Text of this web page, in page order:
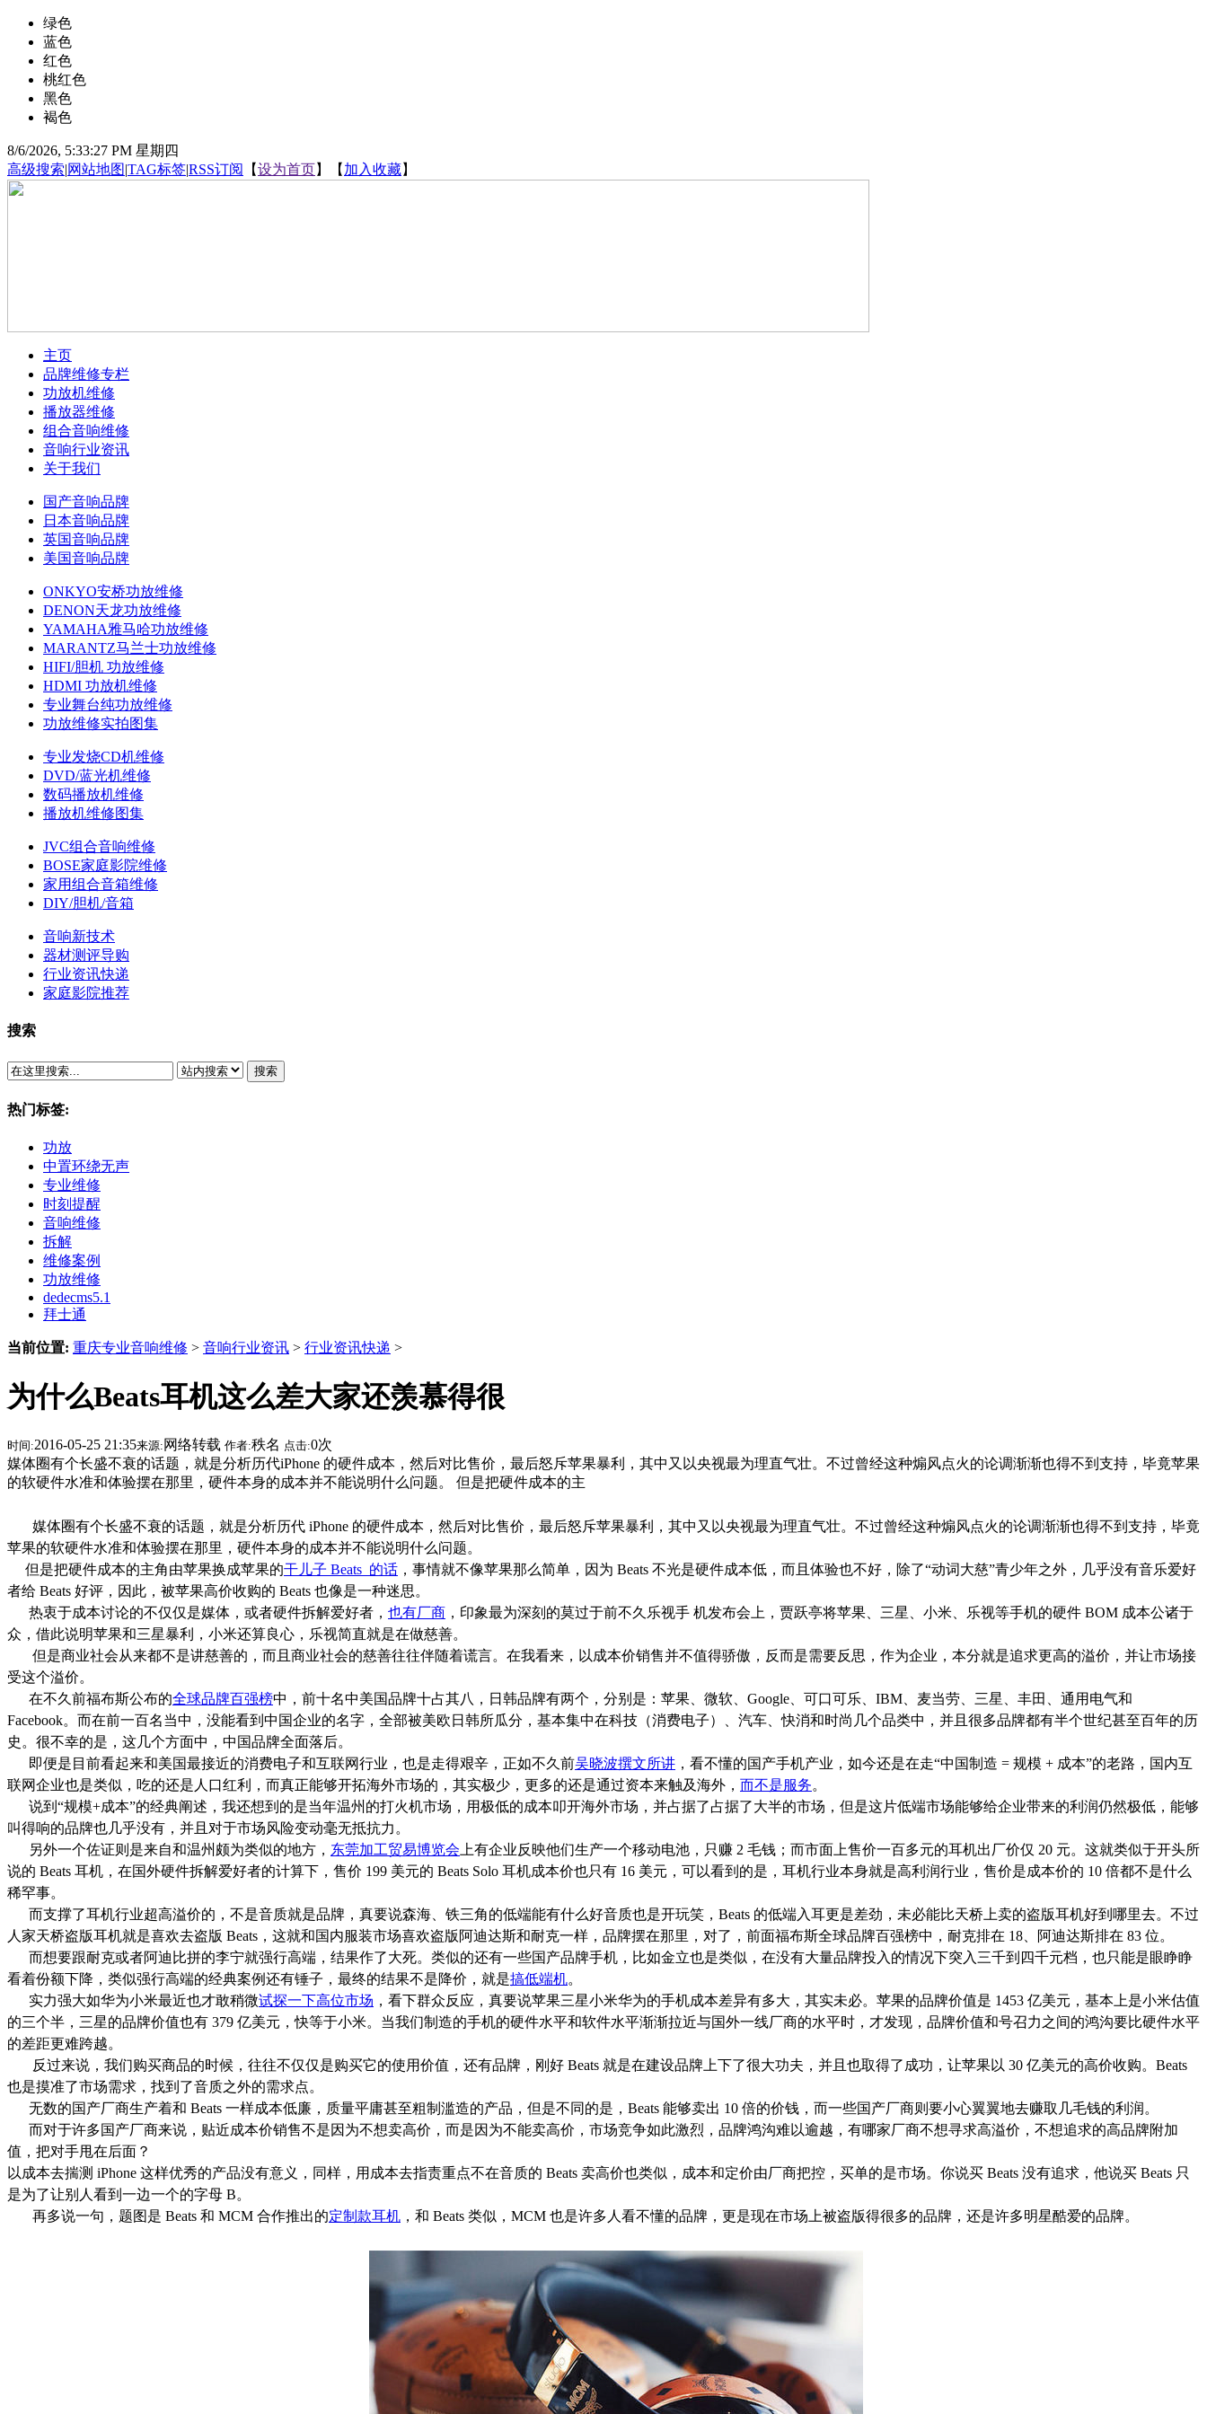
绿色
蓝色
红色
桃红色
黑色
褐色
8/6/2026, 5:33:28 PM 星期四
高级搜索|网站地图|TAG标签|RSS订阅 【设为首页】【 加入收藏】
主页
品牌维修专栏
功放机维修
播放器维修
组合音响维修
音响行业资讯
关于我们
国产音响品牌
日本音响品牌
英国音响品牌
美国音响品牌
ONKYO安桥功放维修
DENON天龙功放维修
YAMAHA雅马哈功放维修
MARANTZ马兰士功放维修
HIFI/胆机 功放维修
HDMI 功放机维修
专业舞台纯功放维修
功放维修实拍图集
专业发烧CD机维修
DVD/蓝光机维修
数码播放机维修
播放机维修图集
JVC组合音响维修
BOSE家庭影院维修
家用组合音箱维修
DIY/胆机/音箱
音响新技术
器材测评导购
行业资讯快递
家庭影院推荐
搜索
搜索
热门标签:
功放
中置环绕无声
专业维修
时刻提醒
音响维修
拆解
维修案例
功放维修
dedecms5.1
拜士通
当前位置: 重庆专业音响维修 > 音响行业资讯 > 行业资讯快递 >
为什么Beats耳机这么差大家还羡慕得很
时间:2016-05-25 21:35来源: 网络转载 作者:秩名 点击:0次
媒体圈有个长盛不衰的话题，就是分析历代iPhone 的硬件成本，然后对比售价，最后怒斥苹果暴利，其中又以央视最为理直气壮。不过曾经这种煽风点火的论调渐渐也得不到支持，毕竟苹果
的软硬件水准和体验摆在那里，硬件本身的成本并不能说明什么问题。 但是把硬件成本的主
媒体圈有个长盛不衰的话题，就是分析历代 iPhone 的硬件成本，然后对比售价，最后怒斥苹果暴利，其中又以央视最为理直气壮。不过曾经这种煽风点火的论调渐渐也得不到支持，毕竟
苹果的软硬件水准和体验摆在那里，硬件本身的成本并不能说明什么问题。
但是把硬件成本的主角由苹果换成苹果的干儿子 Beats 的话 ，事情就不像苹果那么简单，因为 Beats 不光是硬件成本低，而且体验也不好，除了“动词大慈”青少年之外，几乎没有音乐爱好
者给 Beats 好评，因此，被苹果高价收购的 Beats 也像是一种迷思。
热衷于成本讨论的不仅仅是媒体，或者硬件拆解爱好者， 也有厂商 ，印象最为深刻的莫过于前不久乐视手 机发布会上，贾跃亭将苹果、三星、小米、乐视等手机的硬件 BOM 成本公诸于
众，借此说明苹果和三星暴利，小米还算良心，乐视简直就是在做慈善。
但是商业社会从来都不是讲慈善的，而且商业社会的慈善往往伴随着谎言。在我看来，以成本价销售并不值得骄傲，反而是需要反思，作为企业，本分就是追求更高的溢价，并让市场接
受这个溢价。
在不久前福布斯公布的全球品牌百强榜中，前十名中美国品牌十占其八，日韩品牌有两个，分别是：苹果、微软、Google、可口可乐、IBM、麦当劳、三星、丰田、通用电气和
Facebook。而在前一百名当中，没能看到中国企业的名字，全部被美欧日韩所瓜分，基本集中在科技（消费电子）、汽车、快消和时尚几个品类中，并且很多品牌都有半个世纪甚至百年的历
史。很不幸的是，这几个方面中，中国品牌全面落后。
即便是目前看起来和美国最接近的消费电子和互联网行业，也是走得艰辛，正如不久前吴晓波撰文所讲 ，看不懂的国产手机产业，如今还是在走“中国制造 = 规模 + 成本”的老路，国内互
联网企业也是类似，吃的还是人口红利，而真正能够开拓海外市场的，其实极少，更多的还是通过资本来触及海外， 而不是服务。
说到“规模+成本”的经典阐述，我还想到的是当年温州的打火机市场，用极低的成本叩开海外市场，并占据了占据了大半的市场，但是这片低端市场能够给企业带来的利润仍然极低，能够
叫得响的品牌也几乎没有，并且对于市场风险变动毫无抵抗力。
另外一个佐证则是来自和温州颇为类似的地方， 东莞加工贸易博览会 上有企业反映他们生产一个移动电池，只赚 2 毛钱；而市面上售价一百多元的耳机出厂价仅 20 元。这就类似于开头所
说的 Beats 耳机，在国外硬件拆解爱好者的计算下，售价 199 美元的 Beats Solo 耳机成本价也只有 16 美元，可以看到的是，耳机行业本身就是高利润行业，售价是成本价的 10 倍都不是什么
稀罕事。
而支撑了耳机行业超高溢价的，不是音质就是品牌，真要说森海、铁三角的低端能有什么好音质也是开玩笑，Beats 的低端入耳更是差劲，未必能比天桥上卖的盗版耳机好到哪里去。不过
人家天桥盗版耳机就是喜欢去盗版 Beats，这就和国内服装市场喜欢盗版阿迪达斯和耐克一样，品牌摆在那里，对了，前面福布斯全球品牌百强榜中，耐克排在 18、阿迪达斯排在 83 位。
而想要跟耐克或者阿迪比拼的李宁就强行高端，结果作了大死。类似的还有一些国产品牌手机，比如金立也是类似，在没有大量品牌投入的情况下突入三千到四千元档，也只能是眼睁睁
看着份额下降，类似强行高端的经典案例还有锤子，最终的结果不是降价，就是搞低端机。
实力强大如华为小米最近也才敢稍微试探一下高位市场 ，看下群众反应，真要说苹果三星小米华为的手机成本差异有多大，其实未必。苹果的品牌价值是 1453 亿美元，基本上是小米估值
的三个半，三星的品牌价值也有 379 亿美元，快等于小米。当我们制造的手机的硬件水平和软件水平渐渐拉近与国外一线厂商的水平时，才发现，品牌价值和号召力之间的鸿沟要比硬件水平
的差距更难跨越。
反过来说，我们购买商品的时候，往往不仅仅是购买它的使用价值，还有品牌，刚好 Beats 就是在建设品牌上下了很大功夫，并且也取得了成功，让苹果以 30 亿美元的高价收购。Beats
也是摸准了市场需求，找到了音质之外的需求点。
无数的国产厂商生产着和 Beats 一样成本低廉，质量平庸甚至粗制滥造的产品，但是不同的是，Beats 能够卖出 10 倍的价钱，而一些国产厂商则要小心翼翼地去赚取几毛钱的利润。
而对于许多国产厂商来说，贴近成本价销售不是因为不想卖高价，而是因为不能卖高价，市场竞争如此激烈，品牌鸿沟难以逾越，有哪家厂商不想寻求高溢价，不想追求的高品牌附加
值，把对手甩在后面？
以成本去揣测 iPhone 这样优秀的产品没有意义，同样，用成本去指责重点不在音质的 Beats 卖高价也类似，成本和定价由厂商把控，买单的是市场。你说买 Beats 没有追求，他说买 Beats 只
是为了让别人看到一边一个的字母 B。
再多说一句，题图是 Beats 和 MCM 合作推出的定制款耳机 ，和 Beats 类似，MCM 也是许多人看不懂的品牌，更是现在市场上被盗版得很多的品牌，还是许多明星酷爱的品牌。